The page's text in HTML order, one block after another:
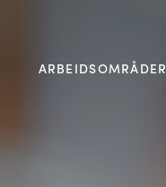
ARBEIDSOMRÅDER